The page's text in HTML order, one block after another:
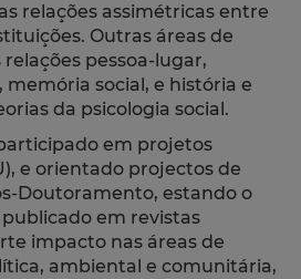
relações assimétricas entre
Outras áreas de
relações pessoa-lugar,
social, e história e
da psicologia social.
em projetos
e orientado projectos de
Doutoramento, estando o
em revistas
impacto nas áreas de
ambiental e comunitária,